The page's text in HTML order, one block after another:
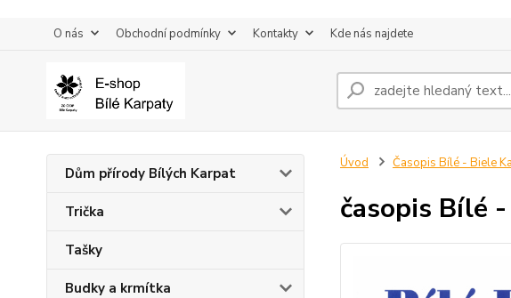
O nás Obchodní podmínky Kontakty Kde nás najdete
Dům přírody Bílých Karpat
Trička
Tašky
Budky a krmítka
Úvod Časopis Bílé - Biele
časopis Bílé